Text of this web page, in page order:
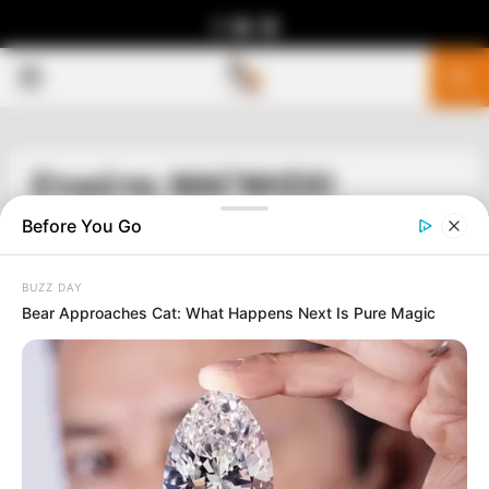
Ετικέτα: ΜΑΓΝΗΣΙΟ
Before You Go
BUZZ DAY
Bear Approaches Cat: What Happens Next Is Pure Magic